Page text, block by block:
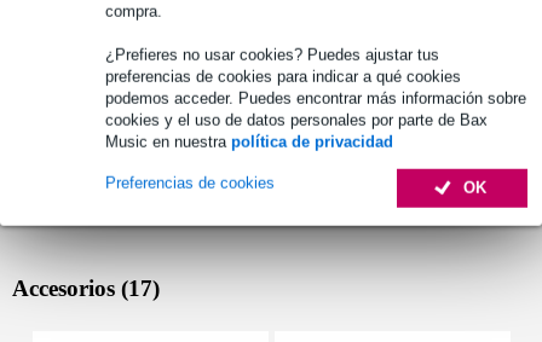
compra.
¿Prefieres no usar cookies? Puedes ajustar tus
preferencias de cookies para indicar a qué cookies
podemos acceder. Puedes encontrar más información sobre
cookies y el uso de datos personales por parte de Bax
Music en nuestra política de privacidad
OK
Preferencias de cookies
Accesorios (17)